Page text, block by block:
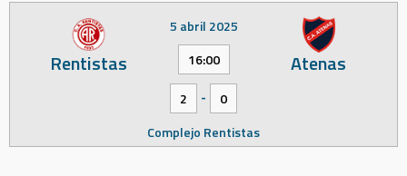
Rentistas Atenas
5 abril 2025
16:00
2 -
0
Complejo Rentistas